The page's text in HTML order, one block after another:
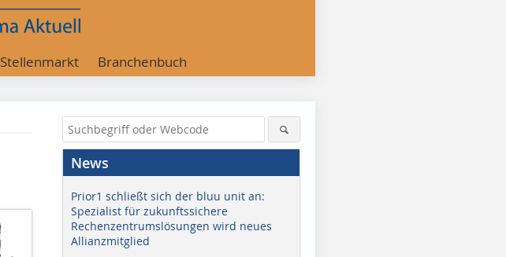
Stellenmarkt Branchenbuch
News
Prior1 schließt sich der bluu unit an:
Spezialist für zukunftssichere
Rechenzentrumslösungen wird neues
Allianzmitglied